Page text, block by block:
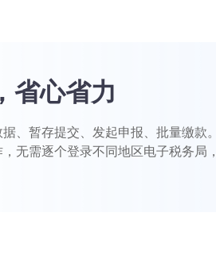
省心省力
、暂存提交、发起申报、批量缴款
无需逐个登录不同地区电子税务局